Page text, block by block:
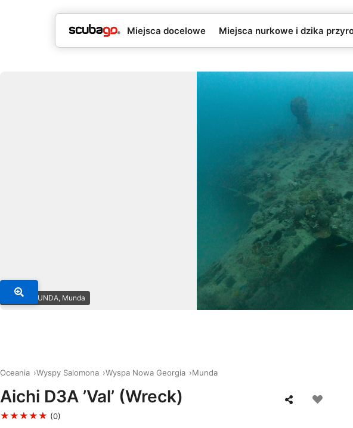
Miejsca docelowe Miejsca nurkowe i dzika
© DIVE MUNDA, Munda
Oceania Wyspy Salomona Wyspa Nowa Georgia Munda
Aichi D3A ’Val’ (Wreck)
★★★★★ (0)